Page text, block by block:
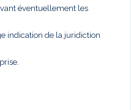
éventuellement les
indication de la juridiction